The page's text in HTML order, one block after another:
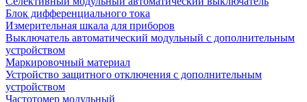
Блок дифференциального тока
Измерительная шкала для приборов
Выключатель автоматический модульный с дополнительным
устройством
Маркировочный материал
Устройство защитного отключения с дополнительным
устройством
Частотомер модульный